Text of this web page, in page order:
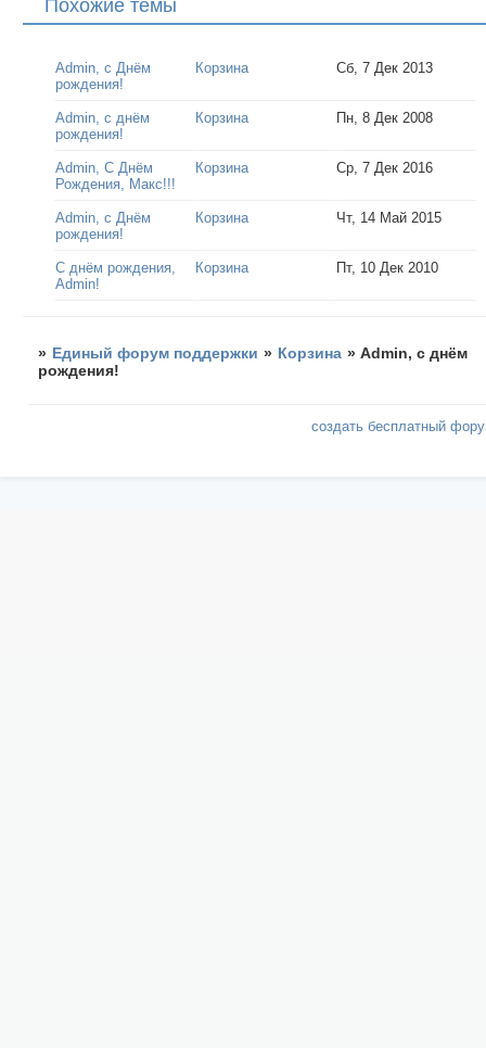
Похожие темы
Admin, с Днём
рождения!
Корзина Сб, 7 Дек 2013
Admin, с днём
рождения!
Корзина Пн, 8 Дек 2008
Admin, С Днём
Рождения, Макс!!!
Корзина Ср, 7 Дек 2016
Admin, с Днём
рождения!
Корзина Чт, 14 Май 2015
С днём рождения,
Admin!
Корзина Пт, 10 Дек 2010
» Единый форум поддержки » Корзина »Admin, с днём
рождения!
создать бесплатный